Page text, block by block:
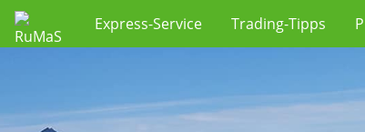
Express-Service Trading-Tipps